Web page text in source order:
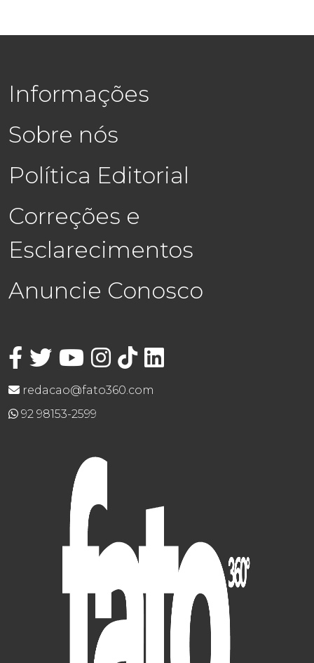
Informações
Sobre nós
Política Editorial
Correções e
Esclarecimentos
Anuncie Conosco
redacao@fato360.com
92 98153-2599